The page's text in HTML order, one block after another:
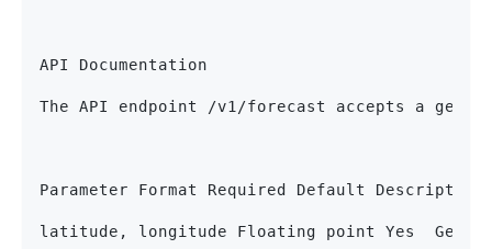
API Documentation
The API endpoint /v1/forecast accepts a
Parameter Format Required Default Description
latitude, longitude Floating point Yes